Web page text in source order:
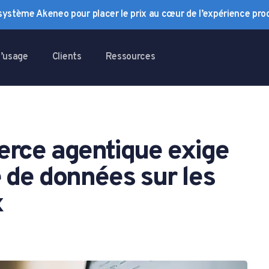
Akeneo pour placer le prix au cœur de l’expérience
Clients Ressources
agentique exige
données sur les